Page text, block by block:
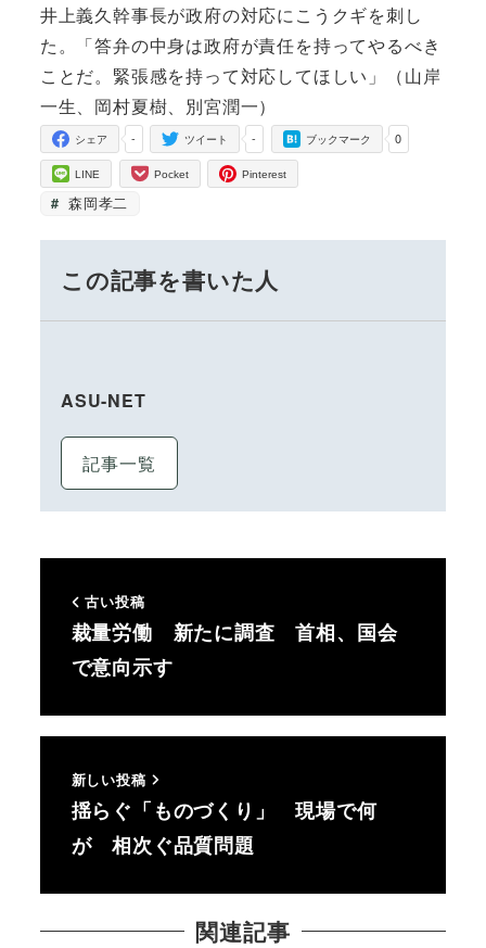
井上義久幹事長が政府の対応にこうクギを刺し
た。「答弁の中身は政府が責任を持ってやるべき
ことだ。緊張感を持って対応してほしい」（山岸
一生、岡村夏樹、別宮潤一）
-
シェア -
ツイート 0
ブックマーク
LINE Pocket Pinterest
森岡孝二
この記事を書いた人
ASU-NET
記事一覧
古い投稿
裁量労働 新たに調査 首相、国会
で意向示す
新しい投稿
揺らぐ「ものづくり」 現場で何
が 相次ぐ品質問題
関連記事